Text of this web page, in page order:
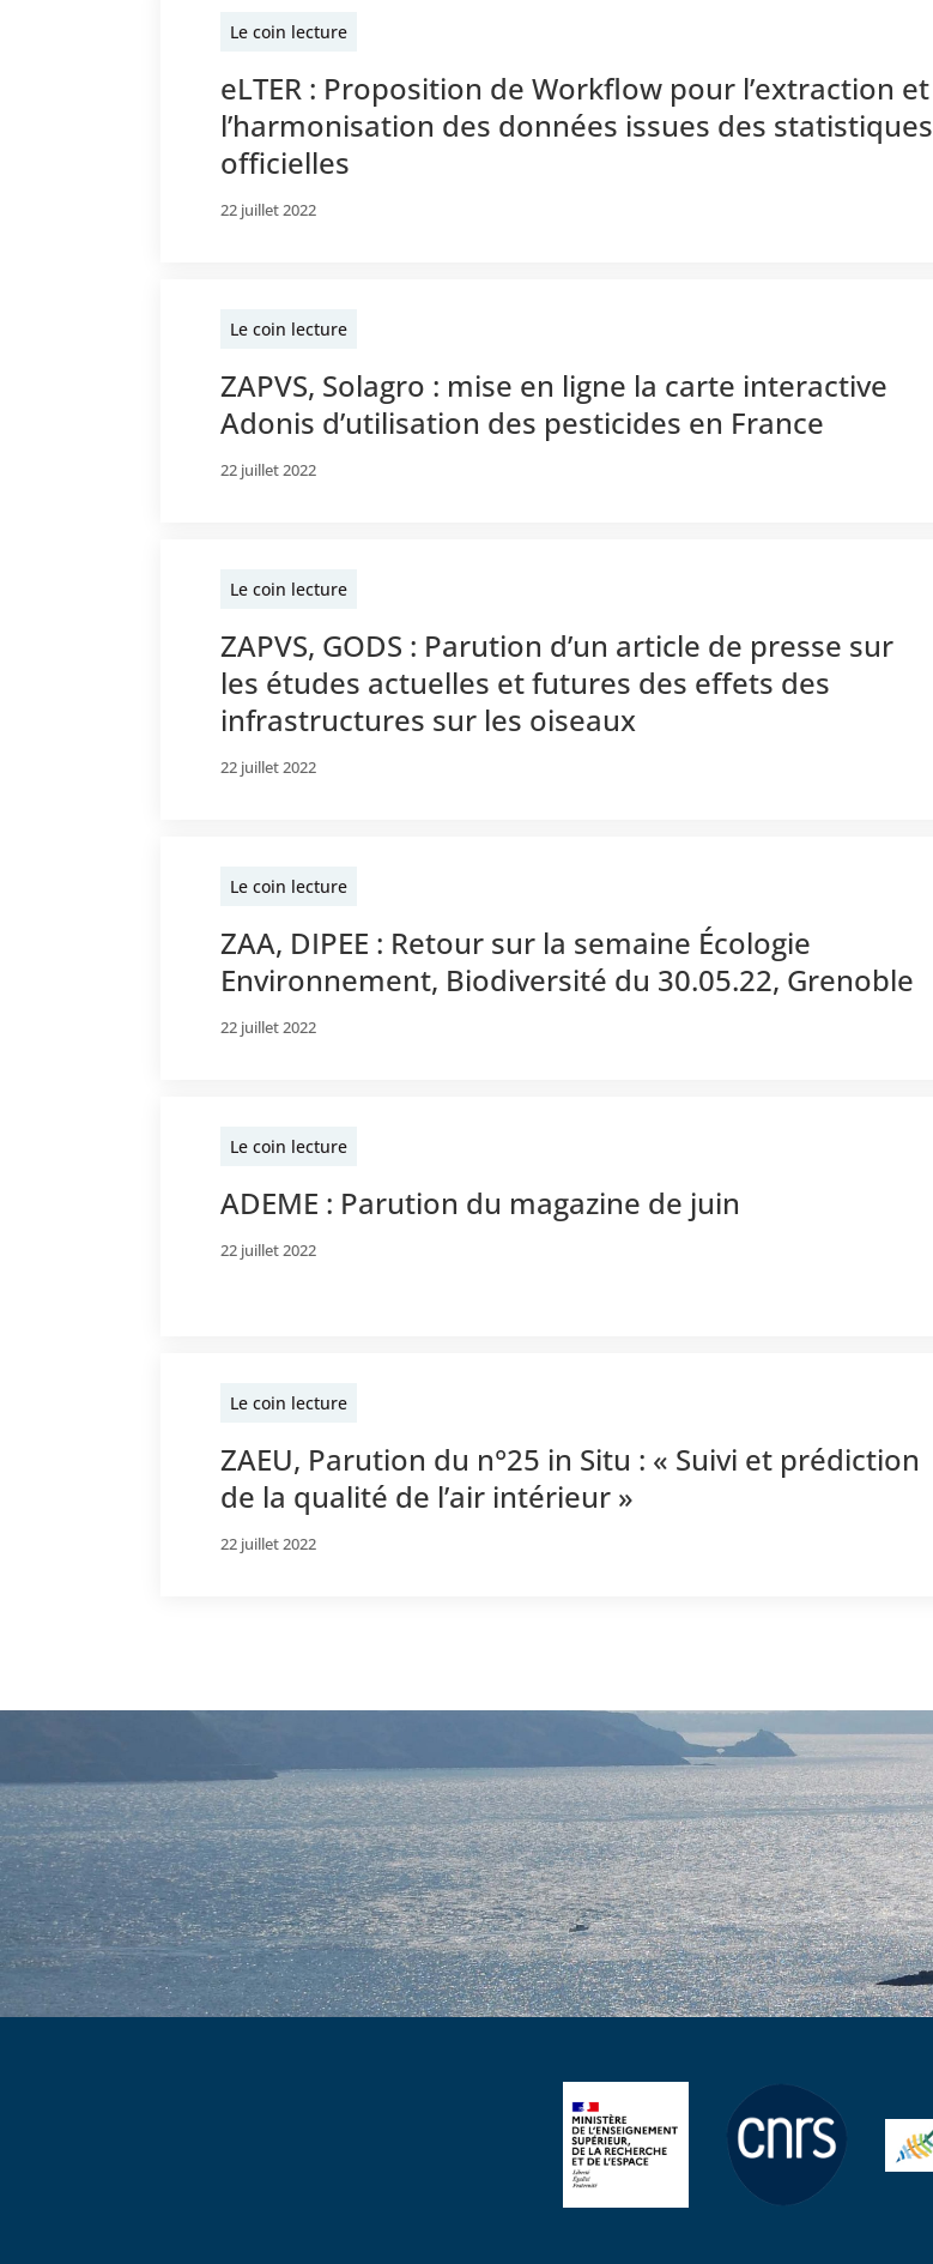
Le coin lecture
eLTER : Proposition de Workflow pour l’extraction et
l’harmonisation des données issues des statistiques
officielles
22 juillet 2022
Le coin lecture
ZAPVS, Solagro : mise en ligne la carte interactive
Adonis d’utilisation des pesticides en France
22 juillet 2022
Le coin lecture
ZAPVS, GODS : Parution d’un article de presse sur
les études actuelles et futures des effets des
infrastructures sur les oiseaux
22 juillet 2022
Le coin lecture
ZAA, DIPEE : Retour sur la semaine Écologie
Environnement, Biodiversité du 30.05.22, Grenoble
22 juillet 2022
Le coin lecture
ADEME : Parution du magazine de juin
22 juillet 2022
Le coin lecture
ZAEU, Parution du n°25 in Situ : « Suivi et prédiction
de la qualité de l’air intérieur »
22 juillet 2022